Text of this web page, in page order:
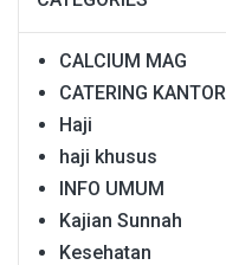
CALCIUM MAG
CATERING KANTOR
Haji
haji khusus
INFO UMUM
Kajian Sunnah
Kesehatan